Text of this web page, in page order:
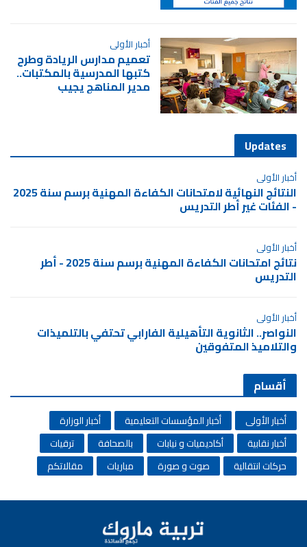
أخبار الأولى
تعميم مدارس الريادة وطرح
كتبها المدرسية بالمكتبات..
مدير المناهج يجيب
Updates
أخبار الأولى
النتائج النهائية لامتحانات الكفاءة المهنية برسم سنة 2025
- الفئات غير أطر التدريس
أخبار الأولى
نتائج امتحانات الكفاءة المهنية برسم سنة 2025 - أطر
التدريس
أخبار الأولى
النواصر.. الثانوية التأهيلية الفارابي تحتفي بالتلميذات
والتلاميذ المتفوقين
أقسام
أخبار الأولى أخبار المؤسسات التعليمية
أخبار الوزارة
أخبار نقابية
أكاديميات و نيابات بالصحافة
ترقيات
حركات انتقالية
صوت و صورة مباريات مقالاتكم